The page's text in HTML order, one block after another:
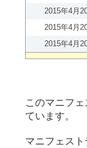
2015年4月
2015年4月
2015年4月
このマニフェ
ています。
マニフェス